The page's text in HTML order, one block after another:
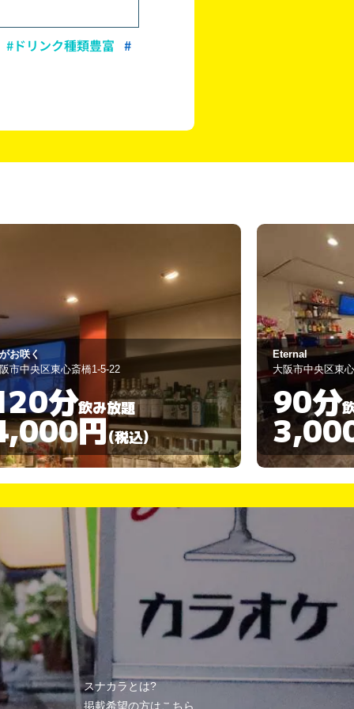
#ドリンク種類豊富 #
市中央区東心斎橋2-5-6
分飲み放題
円(税込)
ASH
大阪市中央区東
60分
スナカラとは?
掲載希望の方はこちら